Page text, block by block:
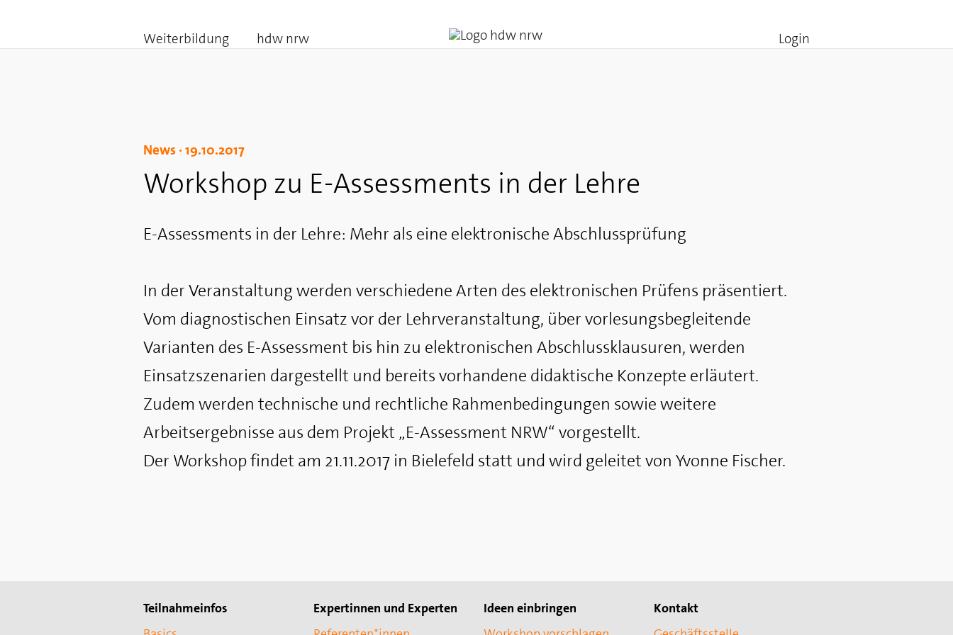
Weiterbildung hdw nrw Login
News · 19.10.2017
Workshop zu E-Assessments in der Lehre
E-Assessments in der Lehre: Mehr als eine elektronische Abschlussprüfung
In der Veranstaltung werden verschiedene Arten des elektronischen Prüfens präsentiert.
Vom diagnostischen Einsatz vor der Lehrveranstaltung, über vorlesungsbegleitende
Varianten des E-Assessment bis hin zu elektronischen Abschlussklausuren, werden
Einsatzszenarien dargestellt und bereits vorhandene didaktische Konzepte erläutert.
Zudem werden technische und rechtliche Rahmenbedingungen sowie weitere
Arbeitsergebnisse aus dem Projekt „E-Assessment NRW“ vorgestellt.
Der Workshop findet am 21.11.2017 in Bielefeld statt und wird geleitet von Yvonne Fischer.
Teilnahmeinfos
Expertinnen und Experten
Ideen einbringen
Kontakt